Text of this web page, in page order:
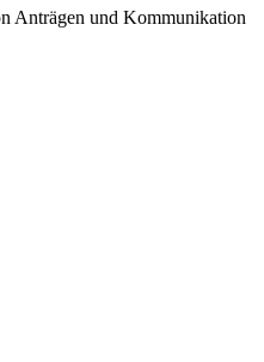
Anträgen und Kommunikation